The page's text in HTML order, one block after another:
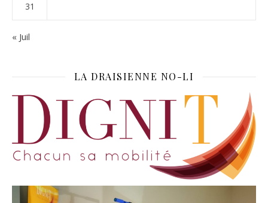
31
« Juil
LA DRAISIENNE NO-LI